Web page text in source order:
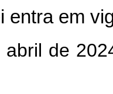
entra em
abril de